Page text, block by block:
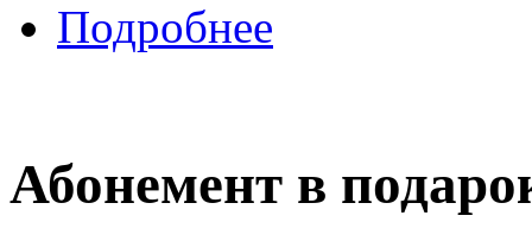
Подробнее
Абонемент в